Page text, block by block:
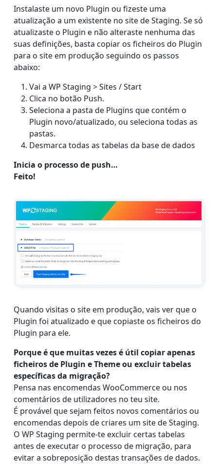
Instalaste um novo Plugin ou fizeste uma
atualização a um existente no site de Staging. Se só
atualizaste o Plugin e não alteraste nenhuma das
suas definições, basta copiar os ficheiros do Plugin
para o site em produção seguindo os passos
abaixo:
Vai a WP Staging > Sites / Start
Clica no botão Push.
Seleciona a pasta de Plugins que contém o
Plugin novo/atualizado, ou seleciona todas as
pastas.
Desmarca todas as tabelas da base de dados
Inicia o processo de push…
Feito!
Quando visitas o site em produção, vais ver que o
Plugin foi atualizado e que copiaste os ficheiros do
Plugin para ele.
Porque é que muitas vezes é útil copiar apenas
ficheiros de Plugin e Theme ou excluir tabelas
específicas da migração?
Pensa nas encomendas WooCommerce ou nos
comentários de utilizadores no teu site.
É provável que sejam feitos novos comentários ou
encomendas depois de criares um site de Staging.
O WP Staging permite-te excluir certas tabelas
antes de executar o processo de migração, para
evitar a sobreposição destas transações de dados.